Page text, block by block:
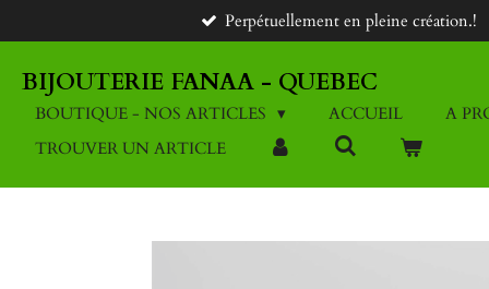
au
contenu
principal
Perpétuellement en pleine création.!
BIJOUTERIE FANAA - QUEBEC
BOUTIQUE - NOS ARTICLES ACCUEIL
A
TROUVER UN ARTICLE